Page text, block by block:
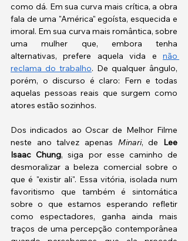
como dá. Em sua curva mais crítica, a obra
fala de uma "América" egoísta, esquecida e
imoral. Em sua curva mais romântica, sobre
uma mulher que, embora tenha
alternativas, prefere aquela vida e não
reclama do trabalho. De qualquer ângulo,
porém, o discurso é claro: Fern e todas
aquelas pessoas reais que surgem como
atores estão sozinhos.
Dos indicados ao Oscar de Melhor Filme
neste ano talvez apenas Minari, de Lee
Isaac Chung, siga por esse caminho de
desmoralizar a beleza comercial sobre o
que é "existir ali". Essa vitória, isolada num
favoritismo que também é sintomática
sobre o que estamos esperando refletir
como espectadores, ganha ainda mais
traços de uma percepção contemporânea